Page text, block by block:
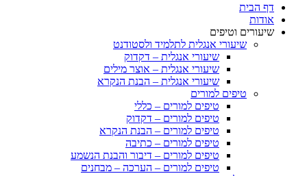
דף הבית
אודות
שיעורים וטיפים
שיעורי אנגלית לתלמיד ולסטודנט
שיעורי אנגלית – דקדוק
שיעורי אנגלית – אוצר מילים
שיעורי אנגלית – הבנת הנקרא
טיפים למורים
טיפים למורים – כללי
טיפים למורים – דקדוק
טיפים למורים – הבנת הנקרא
טיפים למורים – כתיבה
טיפים למורים – דיבור והבנת הנשמע
טיפים למורים – הערכה – מבחנים